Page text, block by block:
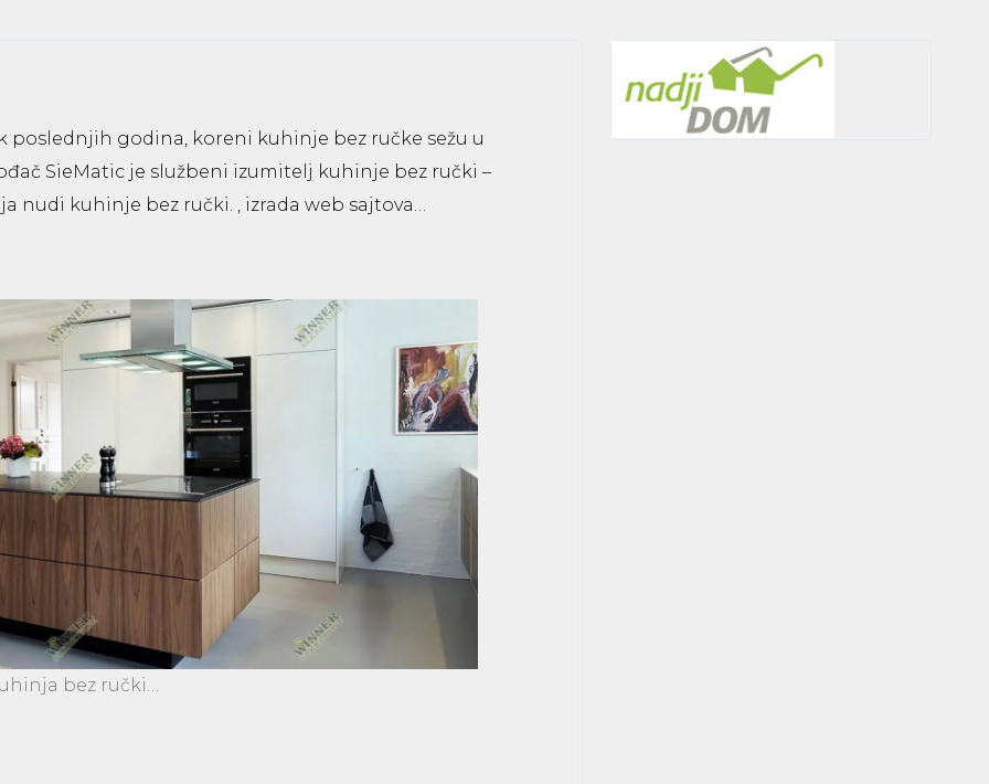
poslednjih godina, koreni kuhinje bez ručke sežu u
SieMatic je službeni izumitelj kuhinje bez ručki –
nudi kuhinje bez ručki. , izrada web sajtova…
bez ručki…